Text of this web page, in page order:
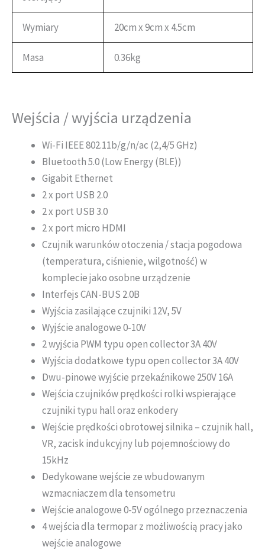
Wymiary 20cm x 9cm x 4.5cm
Masa 0.36kg
Wejścia / wyjścia urządzenia
Wi-Fi IEEE 802.11b/g/n/ac (2,4/5 GHz)
Bluetooth 5.0 (Low Energy (BLE))
Gigabit Ethernet
2 x port USB 2.0
2 x port USB 3.0
2 x port micro HDMI
Czujnik warunków otoczenia / stacja pogodowa
(temperatura, ciśnienie, wilgotność) w
komplecie jako osobne urządzenie
Interfejs CAN-BUS 2.0B
Wyjścia zasilające czujniki 12V, 5V
Wyjście analogowe 0-10V
2 wyjścia PWM typu open collector 3A 40V
Wyjścia dodatkowe typu open collector 3A 40V
Dwu-pinowe wyjście przekaźnikowe 250V 16A
Wejścia czujników prędkości rolki wspierające
czujniki typu hall oraz enkodery
Wejście prędkości obrotowej silnika – czujnik hall,
VR, zacisk indukcyjny lub pojemnościowy do
15kHz
Dedykowane wejście ze wbudowanym
wzmacniaczem dla tensometru
Wejście analogowe 0-5V ogólnego przeznaczenia
4 wejścia dla termopar z możliwością pracy jako
wejście analogowe